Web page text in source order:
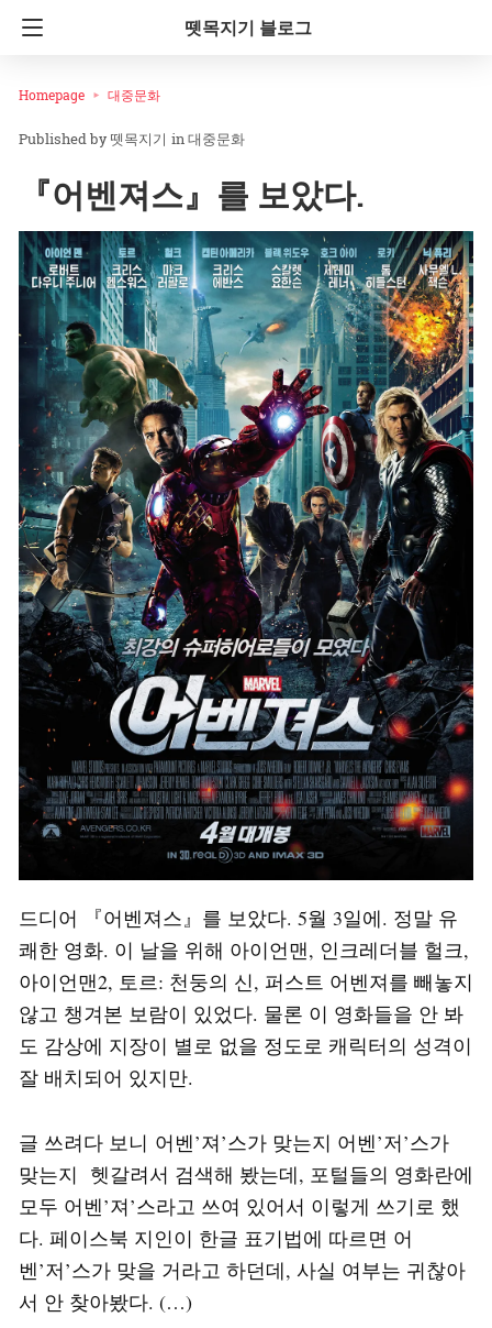
뗏목지기 블로그
Homepage 대중문화
뗏목지기 in대중문화
『어벤져스』를 보았다.
드디어 『어벤져스』를 보았다. 5월 3일에. 정말 유
쾌한 영화. 이 날을 위해 아이언맨, 인크레더블 헐크,
아이언맨2, 토르: 천둥의 신, 퍼스트 어벤져를 빼놓지
않고 챙겨본 보람이 있었다. 물론 이 영화들을 안 봐
도 감상에 지장이 별로 없을 정도로 캐릭터의 성격이
잘 배치되어 있지만.
글 쓰려다 보니 어벤’져’스가 맞는지 어벤’저’스가
맞는지 헷갈려서 검색해 봤는데, 포털들의 영화란에
모두 어벤’져’스라고 쓰여 있어서 이렇게 쓰기로 했
다. 페이스북 지인이 한글 표기법에 따르면 어
벤’저’스가 맞을 거라고 하던데, 사실 여부는 귀찮아
서 안 찾아봤다. (…)